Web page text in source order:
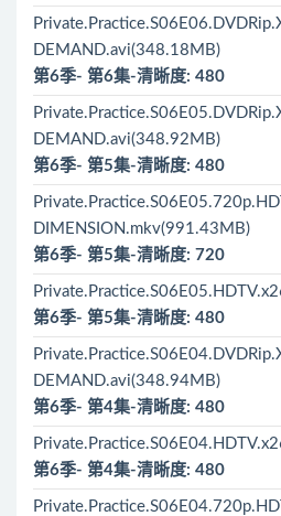
DEMAND.avi(348.18MB)
第6季- 第6集-清晰度: 480
DEMAND.avi(348.92MB)
第6季- 第5集-清晰度: 480
DIMENSION.mkv(991.43MB)
第6季- 第5集-清晰度: 720
第6季- 第5集-清晰度: 480
DEMAND.avi(348.94MB)
第6季- 第4集-清晰度: 480
第6季- 第4集-清晰度: 480